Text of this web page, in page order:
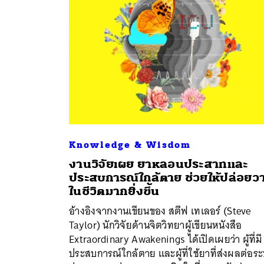
Knowledge & Wisdom
งานวิจัยเผย ยาหลอนประสาทและ
ประสบการณ์ใกล้ตาย ช่วยให้ปล่อยว
ในชีวิตมากยิ่งขึ้น
อ้างอิงจากงานเขียนของ สตีฟ เทเลอร์ (Steve
Taylor) นักวิจัยด้านจิตวิทยาผู้เขียนหนังสือ
Extraordinary Awakenings ได้เปิดเผยว่า ผู้ที่มี
ประสบการณ์ใกล้ตาย และผู้ที่ใช้ยาที่ส่งผลต่อร